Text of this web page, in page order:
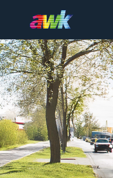
Produkte
Beratung
Firmengruppe
Referenzen